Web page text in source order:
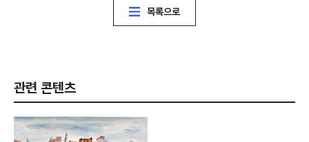
목록으로
관련 콘텐츠